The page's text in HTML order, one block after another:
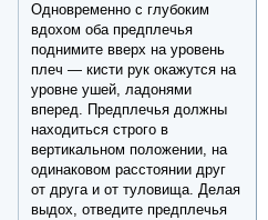
Одновременно с глубоким
вдохом оба предплечья
поднимите вверх на уровень
плеч — кисти рук окажутся на
уровне ушей, ладонями
вперед. Предплечья должны
находиться строго в
вертикальном положении, на
одинаковом расстоянии друг
от друга и от туловища. Делая
выдох, отведите предплечья